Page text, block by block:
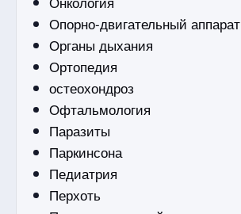
Опорно-двигательный аппарат
Органы дыхания
Ортопедия
остеохондроз
Офтальмология
Паразиты
Паркинсона
Педиатрия
Перхоть